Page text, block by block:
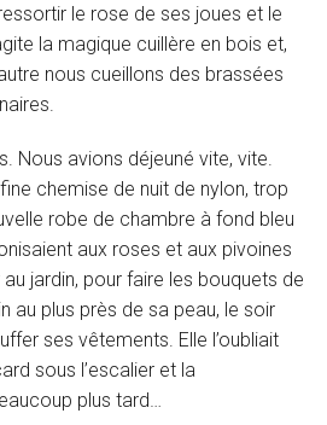
le rose de ses joues et le
la magique cuillère en bois et,
nous cueillons des brassées
Nous avions déjeuné vite, vite.
chemise de nuit de nylon, trop
robe de chambre à fond bleu
aux roses et aux pivoines
jardin, pour faire les bouquets de
au plus près de sa peau, le soir
ses vêtements. Elle l’oubliait
sous l’escalier et la
plus tard…